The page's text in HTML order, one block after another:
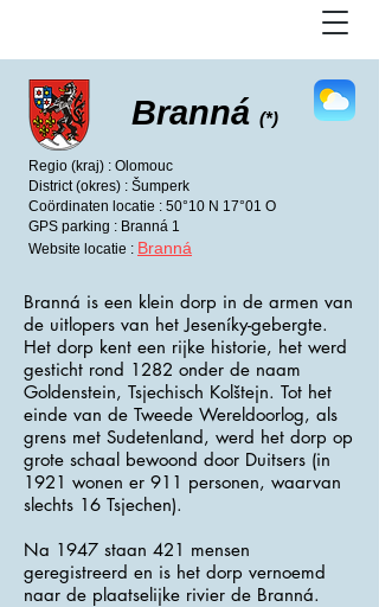
Branná (*)
Regio (kraj) : Olomouc
District (okres) : Šumperk
Coördinaten locatie : 50°10 N 17°01 O
GPS parking : Branná 1
Website locatie : Branná
Branná is een klein dorp in de armen van
de uitlopers van het Jeseníky-gebergte.
Het dorp kent een rijke historie, het werd
gesticht rond 1282 onder de naam
Goldenstein, Tsjechisch Kolštejn. Tot het
einde van de Tweede Wereldoorlog, als
grens met Sudetenland, werd het dorp op
grote schaal bewoond door Duitsers (in
1921 wonen er 911 personen, waarvan
slechts 16 Tsjechen).
Na 1947 staan ​​421 mensen
geregistreerd en is het dorp vernoemd
naar de plaatselijke rivier de Branná.